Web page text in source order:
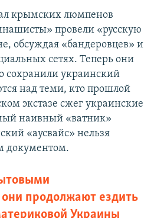
крымских люмпенов
провели «русскую
обсуждая «бандеровцев» и
сетях. Теперь они
сохранили украинский
над теми, кто прошлой
экстазе сжег украинские
наивный «ватник»
«аусвайс» нельзя
документом.
продолжают ездить
Украины